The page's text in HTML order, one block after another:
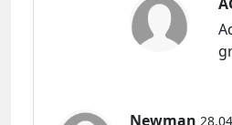
Newman